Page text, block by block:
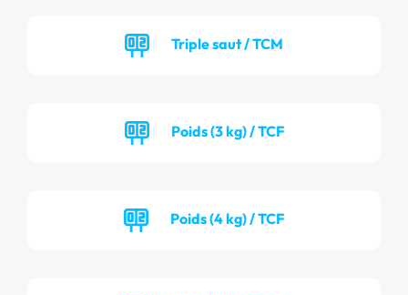
Triple saut / TCM
Poids (3 kg) / TCF
Poids (4 kg) / TCF